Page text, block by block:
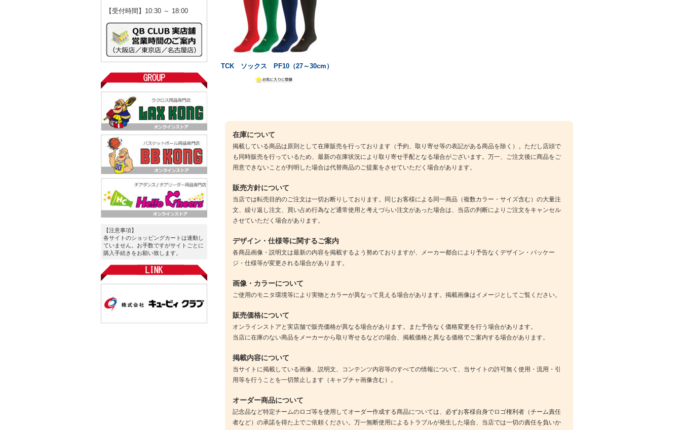
【受付時間】10:30 ～ 18:00
【注意事項】
各サイトのショッピングカートは連動し
ていません。お手数ですがサイトごとに
購入手続きをお願い致します。
TCK ソックス PF10（27～30cm）
在庫について
掲載している商品は原則として在庫販売を行っております（予約、取り寄せ等の表記がある商品を除く）。ただし店頭で
も同時販売を行っているため、最新の在庫状況により取り寄せ手配となる場合がございます。万一、ご注文後に商品をご
用意できないことが判明した場合は代替商品のご提案をさせていただく場合があります。
販売方針について
当店では転売目的のご注文は一切お断りしております。同じお客様による同一商品（複数カラー・サイズ含む）の大量注
文、繰り返し注文、買い占め行為など通常使用と考えづらい注文があった場合は、当店の判断によりご注文をキャンセル
させていただく場合があります。
デザイン・仕様等に関するご案内
各商品画像・説明文は最新の内容を掲載するよう努めておりますが、メーカー都合により予告なくデザイン・パッケー
ジ・仕様等が変更される場合があります。
画像・カラーについて
ご使用のモニタ環境等により実物とカラーが異なって見える場合があります。掲載画像はイメージとしてご覧ください。
販売価格について
オンラインストアと実店舗で販売価格が異なる場合があります。また予告なく価格変更を行う場合があります。
当店に在庫のない商品をメーカーから取り寄せるなどの場合、掲載価格と異なる価格でご案内する場合があります。
掲載内容について
当サイトに掲載している画像、説明文、コンテンツ内容等のすべての情報について、当サイトの許可無く使用・流用・引
用等を行うことを一切禁止します（キャプチャ画像含む）。
オーダー商品について
記念品など特定チームのロゴ等を使用してオーダー作成する商品については、必ずお客様自身でロゴ権利者（チーム責任
者など）の承諾を得た上でご依頼ください。万一無断使用によるトラブルが発生した場合、当店では一切の責任を負いか